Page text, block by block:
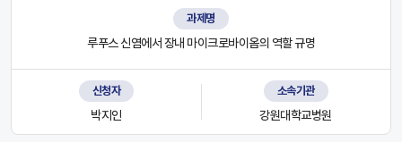
과제명
루푸스 신염에서 장내 마이크로바이옴의 역할 규명
신청자
박지인
소속기관
강원대학교병원